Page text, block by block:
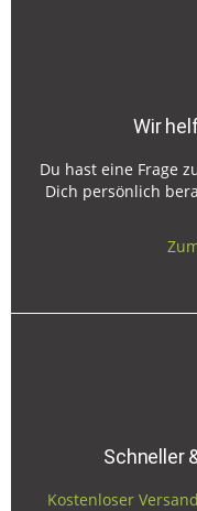
Wir
Du hast eine Frage
Dich persönlich
Schneller
Kostenloser